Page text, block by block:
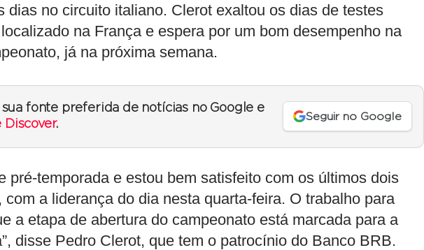
dias no circuito italiano. Clerot exaltou os dias de testes
na França e espera por um bom desempenho na
já na próxima semana.
sua fonte preferida de notícias no Google e
Discover.
Seguir no Google
pré-temporada e estou bem satisfeito com os últimos dois
a liderança do dia nesta quarta-feira. O trabalho para
a etapa de abertura do campeonato está marcada para a
disse Pedro Clerot, que tem o patrocínio do Banco BRB.